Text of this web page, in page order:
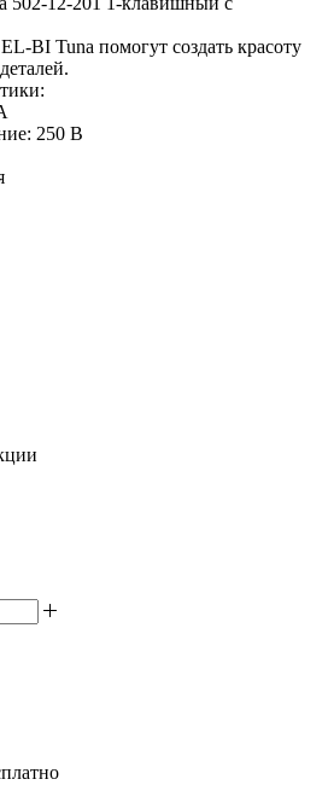
BI Tuna помогут создать красоту
250 В